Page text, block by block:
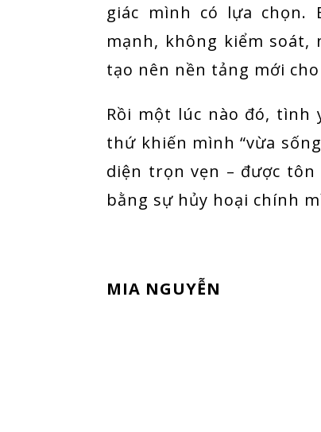
giác mình có lựa chọn.
mạnh, không kiểm soát,
tạo nên nền tảng mới
Rồi một lúc nào đó, tình
thứ khiến mình “vừa
diện trọn vẹn – được
bằng sự hủy hoại chính
MIA NGUYỄN